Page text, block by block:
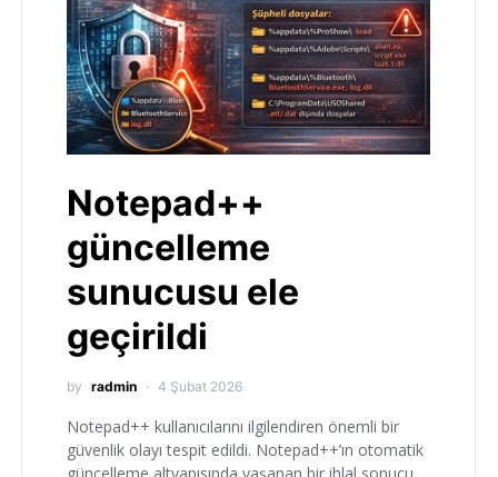
Notepad++
güncelleme
sunucusu ele
geçirildi
by radmin 4 Şubat 2026
Notepad++ kullanıcılarını ilgilendiren önemli bir
güvenlik olayı tespit edildi. Notepad++’ın otomatik